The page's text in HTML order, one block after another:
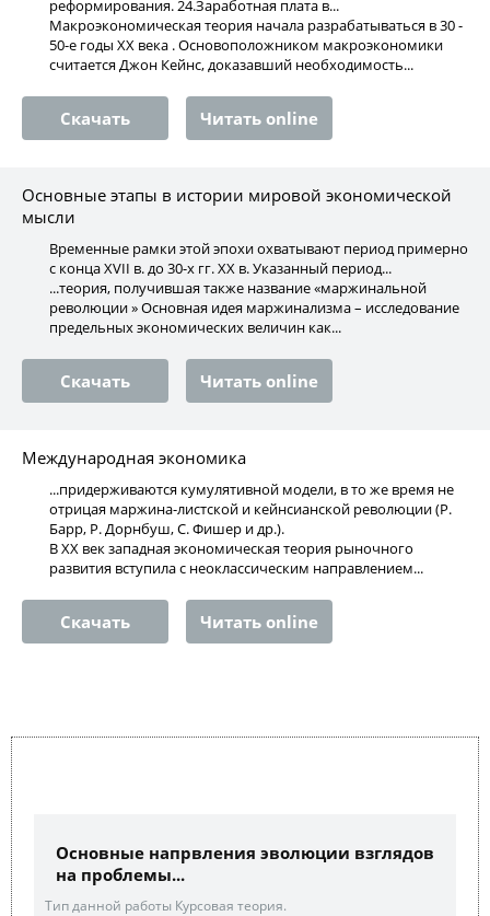
реформирования. 24.Заработная плата в...
Макроэкономическая теория начала разрабатываться в 30 -
50-е годы XX века . Основоположником макроэкономики
считается Джон Кейнс, доказавший необходимость...
Скачать Читать online
Основные этапы в истории мировой экономической
мысли
Временные рамки этой эпохи охватывают период примерно
с конца XVII в. до 30-х гг. XX в. Указанный период...
...теория, получившая также название «маржинальной
революции » Основная идея маржинализма – исследование
предельных экономических величин как...
Скачать Читать online
Международная экономика
...придерживаются кумулятивной модели, в то же время не
отрицая маржина-листской и кейнсианской революции (Р.
Барр, Р. Дорнбуш, С. Фишер и др.).
В XX век западная экономическая теория рыночного
развития вступила с неоклассическим направлением...
Скачать Читать online
Основные напрвления эволюции взглядов
на проблемы...
Тип данной работы Курсовая теория.